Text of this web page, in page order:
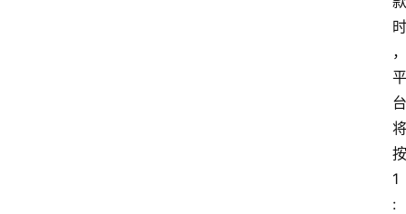
时
，
平
台
将
按
1
: